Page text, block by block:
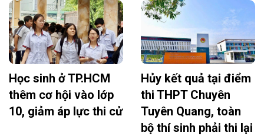
Học sinh ở TP.HCM
thêm cơ hội vào lớp
10, giảm áp lực thi cử
Hủy kết quả tại điểm
thi THPT Chuyên
Tuyên Quang, toàn
bộ thí sinh phải thi lại